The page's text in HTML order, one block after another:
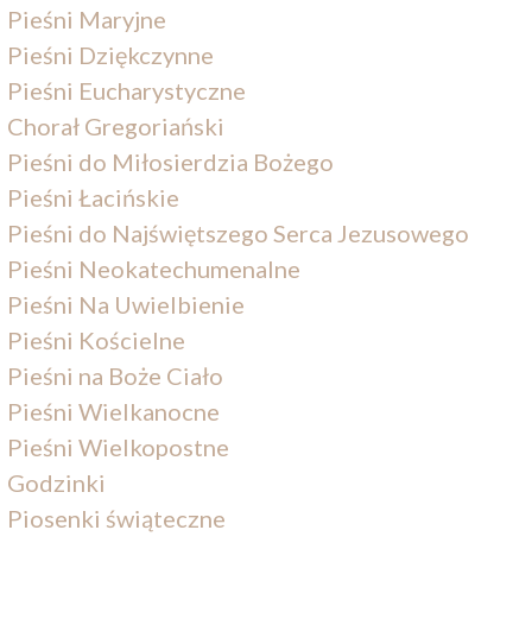
Pieśni Maryjne
Pieśni Dziękczynne
Pieśni Eucharystyczne
Chorał Gregoriański
Pieśni do Miłosierdzia Bożego
Pieśni Łacińskie
Pieśni do Najświętszego Serca Jezusowego
Pieśni Neokatechumenalne
Pieśni Na Uwielbienie
Pieśni Kościelne
Pieśni na Boże Ciało
Pieśni Wielkanocne
Pieśni Wielkopostne
Godzinki
Piosenki świąteczne